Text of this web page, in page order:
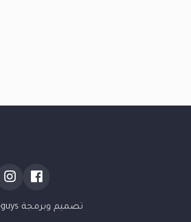
تصميم وبرمجة techno-guys